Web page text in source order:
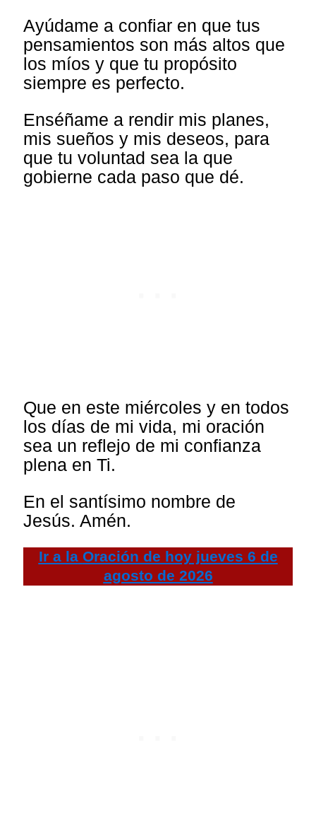
Ayúdame a confiar en que tus
pensamientos son más altos que
los míos y que tu propósito
siempre es perfecto.
Enséñame a rendir mis planes,
mis sueños y mis deseos, para
que tu voluntad sea la que
gobierne cada paso que dé.
Que en este miércoles y en todos
los días de mi vida, mi oración
sea un reflejo de mi confianza
plena en Ti.
En el santísimo nombre de
Jesús. Amén.
Ir a la Oración de hoyjueves 6 de
agosto de 2026